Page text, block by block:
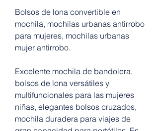
Bolsos de lona convertible en
mochila, mochilas urbanas antirrobo
para mujeres, mochilas urbanas
mujer antirrobo.
Excelente mochila de bandolera,
bolsos de lona versátiles y
multifuncionales para las mujeres
niñas, elegantes bolsos cruzados,
mochila duradera para viajes de